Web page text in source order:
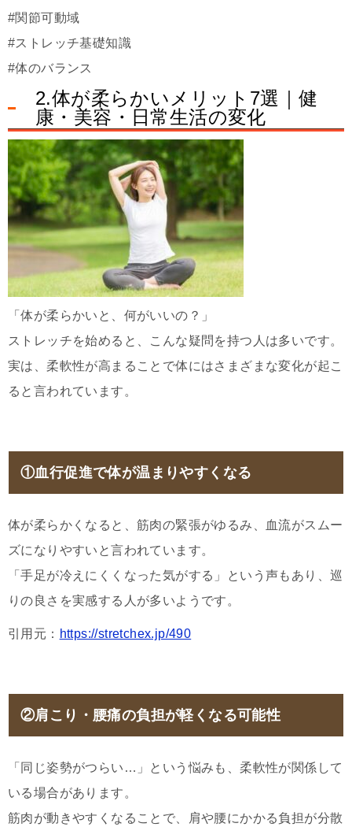
#関節可動域
#ストレッチ基礎知識
#体のバランス
2.体が柔らかいメリット7選｜健
康・美容・日常生活の変化
「体が柔らかいと、何がいいの？」
ストレッチを始めると、こんな疑問を持つ人は多いです。
実は、柔軟性が高まることで体にはさまざまな変化が起こ
ると言われています。
①血行促進で体が温まりやすくなる
体が柔らかくなると、筋肉の緊張がゆるみ、血流がスムー
ズになりやすいと言われています。
「手足が冷えにくくなった気がする」という声もあり、巡
りの良さを実感する人が多いようです。
引用元： https://stretchex.jp/490
②肩こり・腰痛の負担が軽くなる可能性
「同じ姿勢がつらい…」という悩みも、柔軟性が関係して
いる場合があります。
筋肉が動きやすくなることで、肩や腰にかかる負担が分散